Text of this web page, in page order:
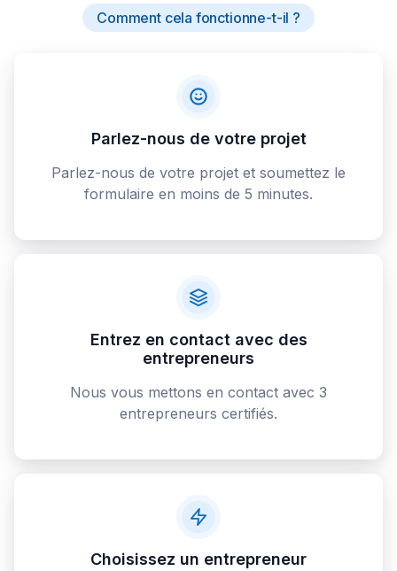
Comment cela fonctionne-t-il ?
Parlez-nous de votre projet
Parlez-nous de votre projet et soumettez le
formulaire en moins de 5 minutes.
Entrez en contact avec des
entrepreneurs
Nous vous mettons en contact avec 3
entrepreneurs certifiés.
Choisissez un entrepreneur